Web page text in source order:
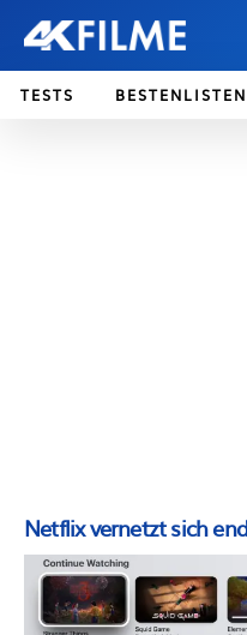
TESTS BESTENLISTEN
Netflix vernetzt sich